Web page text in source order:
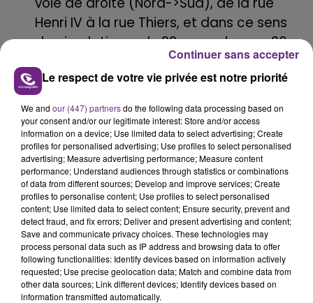
Henri IV à la rue Thiers, et dans ce sens
de circulation -, du 22 novembre au 26
décembre - rue de la Tirelire, et plus
précisément sur la voie de gauche.
Durant cette période, des conditions
particulières d’accessibilité pour les
commerçants du marché de Noël seront
mises en place
L'accessibilité des secours et des services
reste maintenue.
FIL D'ACTU
Le respect de votre vie privée est notre priorité
We and our (447) partnersdo the following data processing based on
your consent and/or our legitimate interest: Store and/or access
information on a device; Use limited data to select advertising; Create
profiles for personalised advertising; Use profiles to select personalised
advertising; Measure advertising performance; Measure content
performance; Understand audiences through statistics or combinations
of data from different sources; Develop and improve services; Create
profiles to personalise content; Use profiles to select personalised
content; Use limited data to select content; Ensure security, prevent and
detect fraud, and fix errors; Deliver and present advertising and content;
Save and communicate privacy choices. These technologies may
process personal data such as IP address and browsing data to offer
following functionalities: Identify devices based on information actively
requested; Use precise geolocation data; Match and combine data from
other data sources; Link different devices; Identify devices based on
information transmitted automatically.
Continuer sans accepter